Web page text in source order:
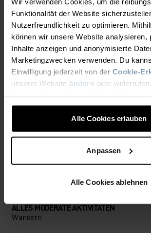
Funktionalität der Website
Nutzerfreundlichkeit zu optimieren.
können wir unsere Website analysieren,
Inhalte anzeigen und anonymisierte
Marketingzwecken verwenden. Du
Einwilligung jederzeit von der Cookie-
unserer Website ändern oder
Alle Cookies erlauben
Anpassen
Alle Cookies ablehnen
EIN MULTITALENT
ALLES STIMMT
Vielseitiger Komfort für jeden Schritt
Wanderung.
AKTIVITÄTSNIVEAU
ALLES MODERATE AKTIVITÄTEN
Wandern